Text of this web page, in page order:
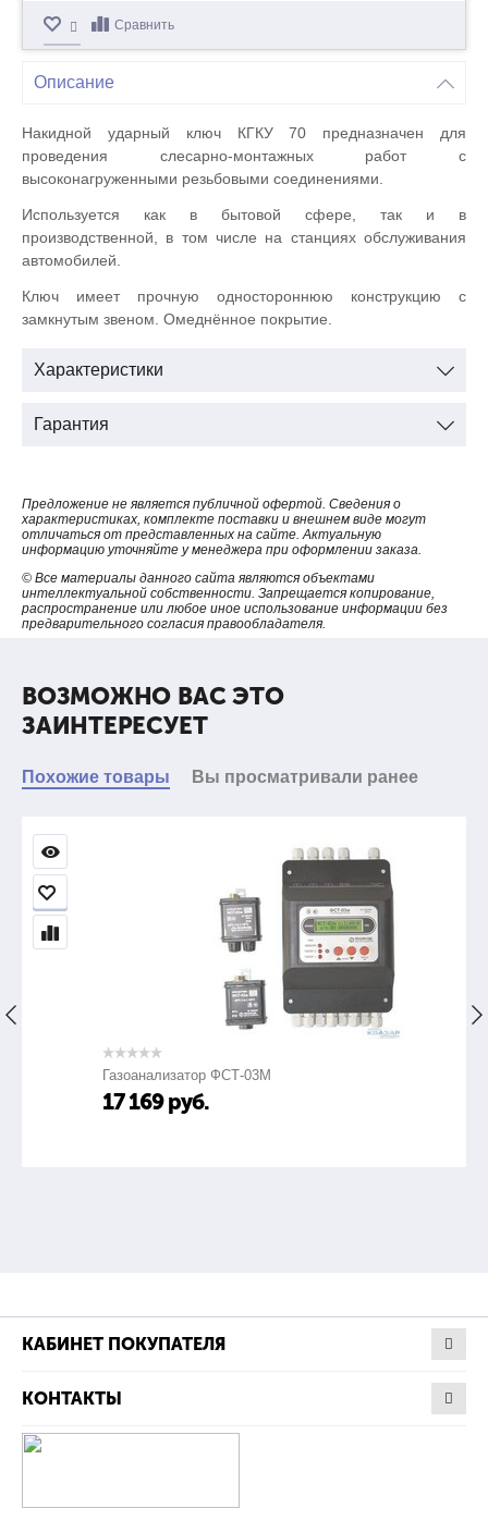
Сравнить
Описание
Накидной ударный ключ КГКУ 70 предназначен для
проведения слесарно-монтажных работ с
высоконагруженными резьбовыми соединениями.
Используется как в бытовой сфере, так и в
производственной, в том числе на станциях обслуживания
автомобилей.
Ключ имеет прочную одностороннюю конструкцию с
замкнутым звеном. Омеднённое покрытие.
Характеристики
Гарантия
Предложение не является публичной офертой. Сведения о
характеристиках, комплекте поставки и внешнем виде могут
отличаться от представленных на сайте. Актуальную
информацию уточняйте у менеджера при оформлении заказа.
© Все материалы данного сайта являются объектами
интеллектуальной собственности. Запрещается копирование,
распространение или любое иное использование информации без
предварительного согласия правообладателя.
ВОЗМОЖНО ВАС ЭТО
ЗАИНТЕРЕСУЕТ
Похожие товары Вы просматривали ранее
Газоанализатор ФСТ-03М
17 169руб.
КАБИНЕТ ПОКУПАТЕЛЯ
КОНТАКТЫ